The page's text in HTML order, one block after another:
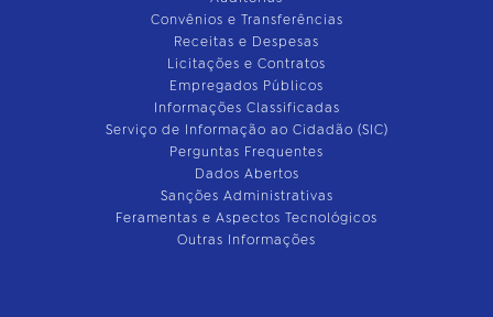
Convênios e Transferências
Receitas e Despesas
Licitações e Contratos
Empregados Públicos
Informações Classificadas
Serviço de Informação ao Cidadão (SIC)
Perguntas Frequentes
Dados Abertos
Sanções Administrativas
Feramentas e Aspectos Tecnológicos
Outras Informações